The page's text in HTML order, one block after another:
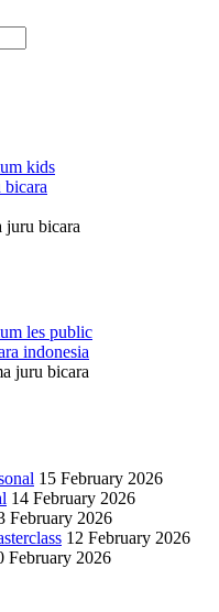
juru bicara
juru bicara
15 February 2026
14 February 2026
February 2026
12 February 2026
February 2026